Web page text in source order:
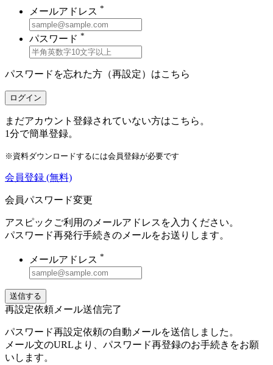
メールアドレス *
パスワード *
パスワードを忘れた方（再設定）はこちら
ログイン
まだアカウント登録されていない方はこちら。
1分で簡単登録。
※資料ダウンロードするには会員登録が必要です
会員登録 (無料)
会員パスワード変更
アスピックご利用のメールアドレスを入力ください。
パスワード再発行手続きのメールをお送りします。
メールアドレス *
送信する
再設定依頼メール送信完了
パスワード再設定依頼の自動メールを送信しました。
メール文のURLより、パスワード再登録のお手続きをお願
いします。